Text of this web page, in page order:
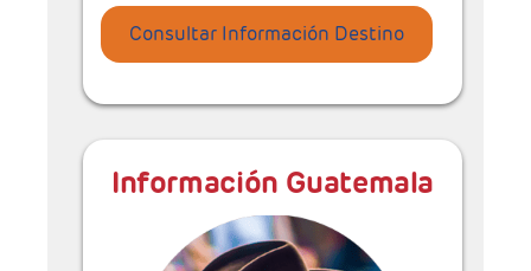
Consultar Información Destino
Información Guatemala